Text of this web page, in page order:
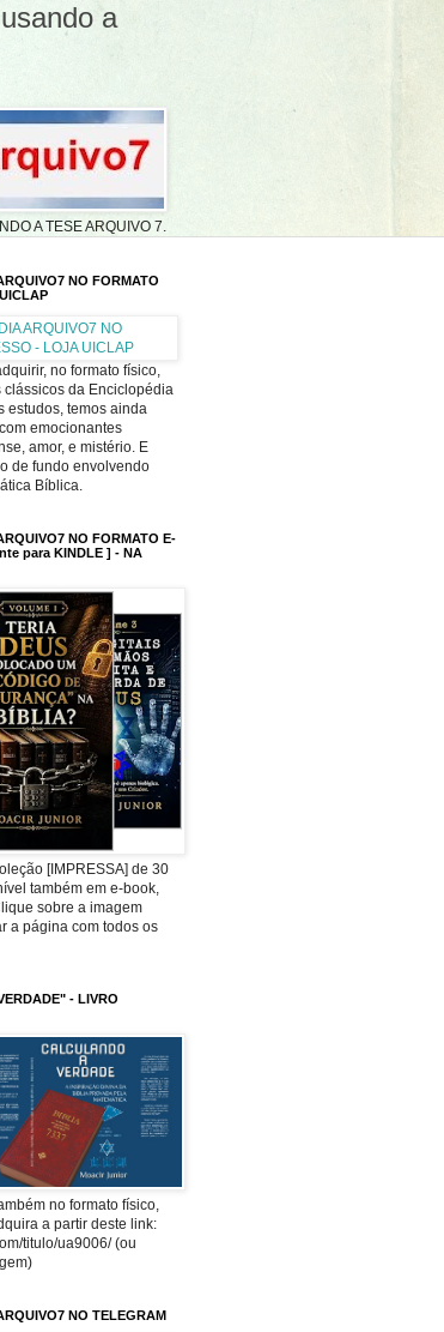
a
A TESE ARQUIVO 7.
NO FORMATO
no formato físico,
clássicos da Enciclopédia
estudos, temos ainda
emocionantes
amor, e mistério. E
de fundo envolvendo
Bíblica.
NO FORMATO E-
para KINDLE ] - NA
[IMPRESSA] de 30
também em e-book,
sobre a imagem
a página com todos os
- LIVRO
no formato físico,
a partir deste link:
titulo/ua9006/ (ou
NO TELEGRAM